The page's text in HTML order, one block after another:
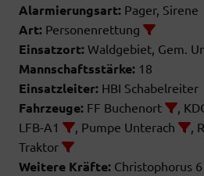
Alarmierungsart: Pager, Sirene
Art: Personenrettung
Einsatzort: Waldgebiet, Gem.
Mannschaftsstärke: 18
Einsatzleiter: HBI Schabelreiter
Fahrzeuge: FF Buchenort ,
LFB-A1
, Pumpe Unterach ,
Traktor
Weitere Kräfte: Christophorus 6